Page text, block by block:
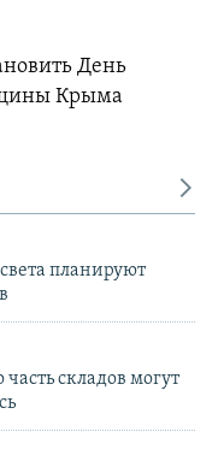
День
Крыма
планируют
складов могут